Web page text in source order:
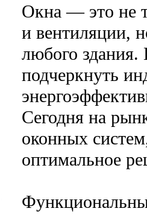
Окна — это не
и вентиляции,
любого
подчеркнуть
Сегодня на
оконных
оптимальное